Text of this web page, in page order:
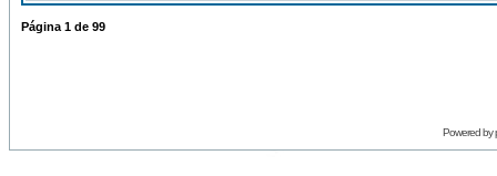
Página 1 de 99
Powered by